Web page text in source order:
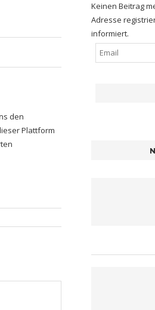
den
Plattform
Keinen Beitrag
Adresse
informiert.